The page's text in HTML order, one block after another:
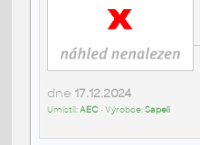
dne 17.12.2024
Umístil:AEC• Výrobce:Sapeli